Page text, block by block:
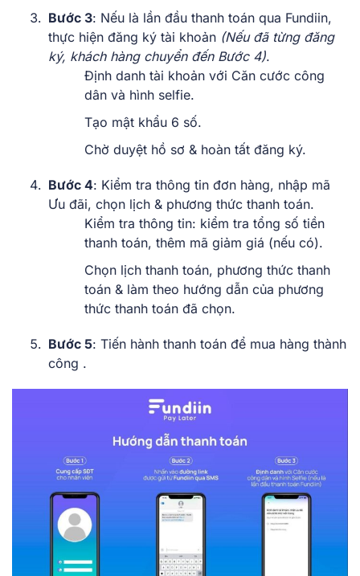
Bước 3: Nếu là lần đầu thanh toán qua Fundiin,
thực hiện đăng ký tài khoản (Nếu đã từng đăng
ký, khách hàng chuyển đến Bước 4).
Định danh tài khoản với Căn cước công
dân và hình selfie.
Tạo mật khẩu 6 số.
Chờ duyệt hồ sơ & hoàn tất đăng ký.
Bước 4: Kiểm tra thông tin đơn hàng, nhập mã
Ưu đãi, chọn lịch & phương thức thanh toán.
Kiểm tra thông tin: kiểm tra tổng số tiền
thanh toán, thêm mã giảm giá (nếu có).
Chọn lịch thanh toán, phương thức thanh
toán & làm theo hướng dẫn của phương
thức thanh toán đã chọn.
Bước 5: Tiến hành thanh toán để mua hàng thành
công .